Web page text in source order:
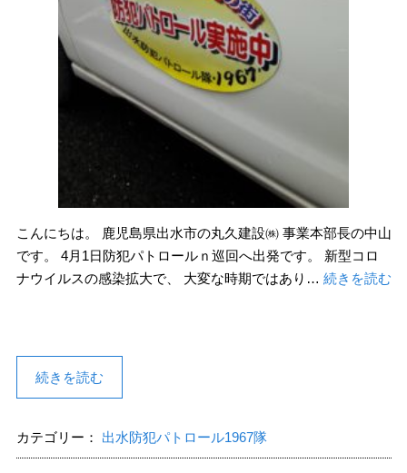
こんにちは。 鹿児島県出水市の丸久建設㈱ 事業本部長の中山
です。 4月1日防犯パトロールｎ巡回へ出発です。 新型コロ
ナウイルスの感染拡大で、 大変な時期ではあり… 続きを読む
続きを読む
カテゴリー： 出水防犯パトロール1967隊